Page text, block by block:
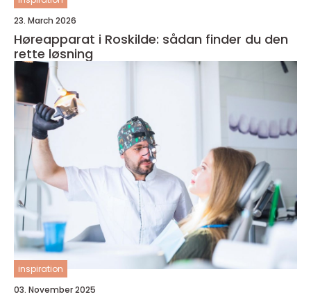
23. March 2026
Høreapparat i Roskilde: sådan finder du den
rette løsning
inspiration
03. November 2025